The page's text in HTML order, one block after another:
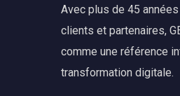
Avec plus de 45
clients et partenaires,
comme une référence
transformation digitale.